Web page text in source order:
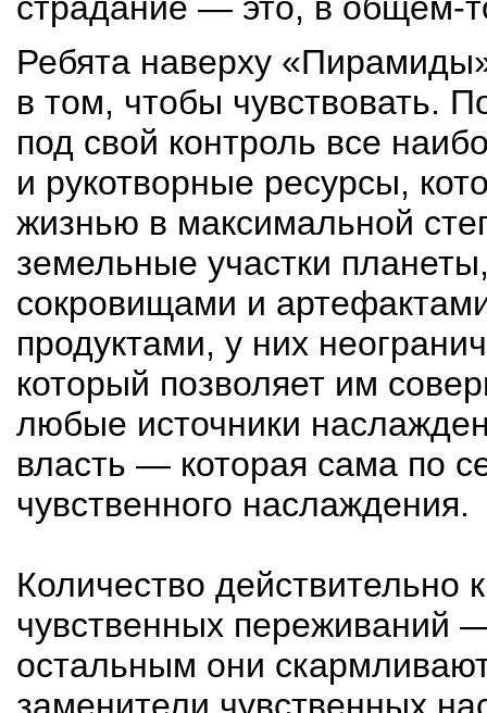
Ребята наверху
в том, чтобы чувствовать.
под свой контроль все
и рукотворные ресурсы,
жизнью в максимальной
земельные участки
сокровищами и
продуктами, у них
который позволяет им
любые источники
власть — которая сама по
чувственного наслаждения.
Количество действительно
чувственных переживаний
остальным они
заменители чувственных